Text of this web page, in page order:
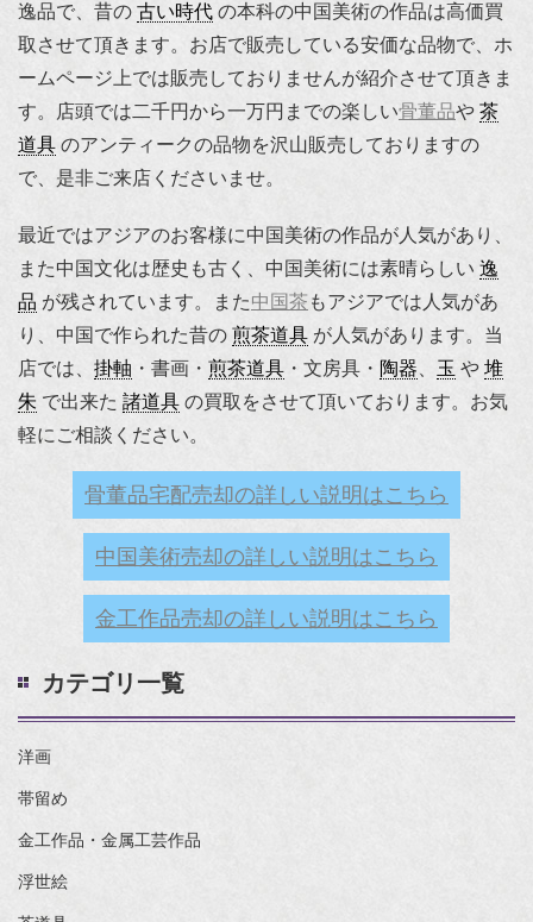
逸品で、昔の 古い時代 の本科の中国美術の作品は高価買
取させて頂きます。お店で販売している安価な品物で、ホ
ームページ上では販売しておりませんが紹介させて頂きま
す。店頭では二千円から一万円までの楽しい骨董品や 茶
道具 のアンティークの品物を沢山販売しておりますの
で、是非ご来店くださいませ。
最近ではアジアのお客様に中国美術の作品が人気があり、
また中国文化は歴史も古く、中国美術には素晴らしい 逸
品 が残されています。また中国茶 もアジアでは人気があ
り、中国で作られた昔の 煎茶道具 が人気があります。当
店では、 掛軸 ・書画・ 煎茶道具 ・文房具・ 陶器 玉 や 堆
朱 で出来た 諸道具 の買取をさせて頂いております。お気
軽にご相談ください。
骨董品宅配売却の詳しい説明はこちら
中国美術売却の詳しい説明はこちら
金工作品売却の詳しい説明はこちら
カテゴリ一覧
洋画
帯留め
金工作品・金属工芸作品
浮世絵